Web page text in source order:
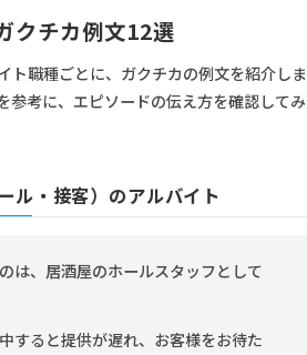
クチカ例文12選
ト職種ごとに、ガクチカの例文を紹介しま
参考に、エピソードの伝え方を確認してみ
ル・接客）のアルバイト
は、居酒屋のホールスタッフとして
すると提供が遅れ、お客様をお待た